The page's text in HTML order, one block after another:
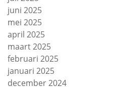
juni 2025
mei 2025
april 2025
maart 2025
februari 2025
januari 2025
december 2024